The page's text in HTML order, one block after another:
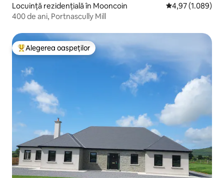
Locuință rezidențială în Mooncoin Scor mediu de
4,97 (1.089)
400 de ani, Portnascully Mill
Locuință din topul categoriei Alegerea oaspeților
Alegerea oaspeților